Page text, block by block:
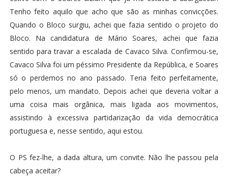
Tenho feito aquilo que acho que são as minhas convicções.
Quando o Bloco surgiu, achei que fazia sentido o projeto do
Bloco. Na candidatura de Mário Soares, achei que fazia
sentido para travar a escalada de Cavaco Silva. Confirmou-se,
Cavaco Silva foi um péssimo Presidente da República, e Soares
só o perdemos no ano passado. Teria feito perfeitamente,
pelo menos, um mandato. Depois achei que deveria voltar a
uma coisa mais orgânica, mais ligada aos movimentos,
assistindo à excessiva partidarização da vida democrática
portuguesa e, nesse sentido, aqui estou.
O PS fez-lhe, a dada altura, um convite. Não lhe passou pela
cabeça aceitar?